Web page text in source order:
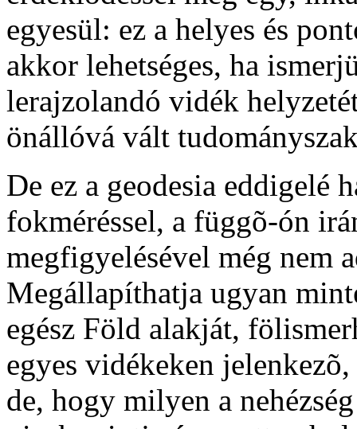
egyesül: ez a helyes és
akkor lehetséges, ha
lerajzolandó vidék
önállóvá vált
De ez a geodesia eddigelé
fokméréssel, a függõ-ón
megfigyelésével még nem
Megállapíthatja ugyan
egész Föld alakját,
egyes vidékeken
de, hogy milyen a